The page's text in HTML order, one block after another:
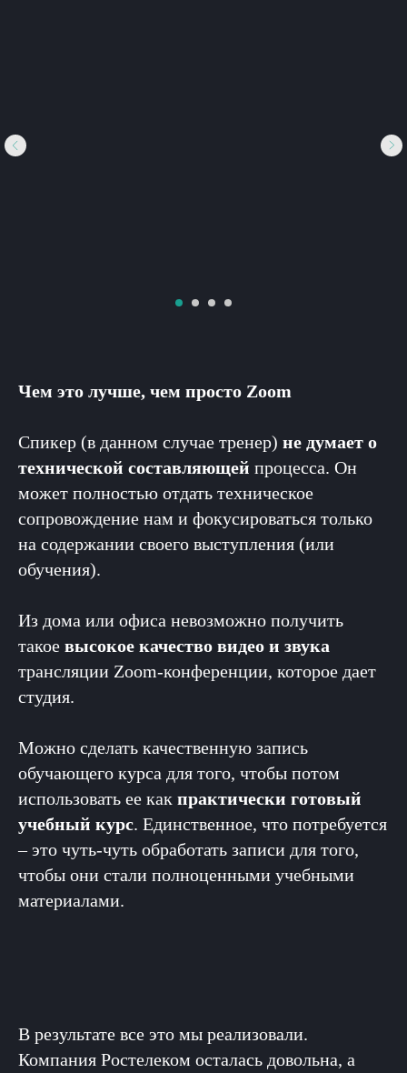
Чем это лучше, чем просто Zoom
Спикер (в данном случае тренер) не думает о
технической составляющей процесса. Он
может полностью отдать техническое
сопровождение нам и фокусироваться только
на содержании своего выступления (или
обучения).
Из дома или офиса невозможно получить
такое высокое качество видео и звука
трансляции Zoom-конференции, которое дает
студия.
Можно сделать качественную запись
обучающего курса для того, чтобы потом
использовать ее как практически готовый
учебный курс. Единственное, что потребуется
– это чуть-чуть обработать записи для того,
чтобы они стали полноценными учебными
материалами.
В результате все это мы реализовали.
Компания Ростелеком осталась довольна, а